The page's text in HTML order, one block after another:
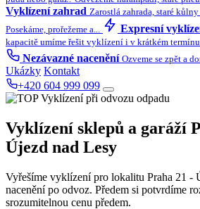
Vyklízení zahrad Zarostlá zahrada, staré
Posekáme, prořežeme a...
Expresní
kapacitě umíme řešit vyklízení i v krátkém
Nezávazné nacenění Ozveme se zpět a
Ukázky Kontakt
+420 604 999 099
Vyklízení sklepů a garáží
Újezd nad Lesy
Vyřešíme vyklízení pro lokalitu Praha 21 -
nacenění po odvoz. Předem si potvrdíme
srozumitelnou cenu předem.